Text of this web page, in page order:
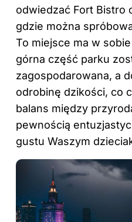
odwiedzać Fort Bistro
gdzie można
To miejsce ma w
górna część parku
zagospodarowana, a
odrobinę dzikości, co
balans między
pewnością
gustu Waszym